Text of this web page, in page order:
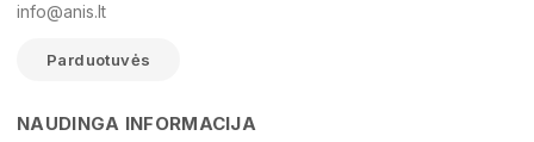
info@anis.lt
Parduotuvės
NAUDINGA INFORMACIJA